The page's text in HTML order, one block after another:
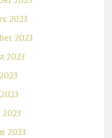
2023
2023
2023
2023